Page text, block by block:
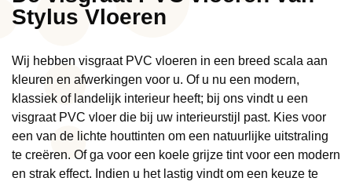
Stylus Vloeren
Wij hebben visgraat PVC vloeren in een breed scala aan
kleuren en afwerkingen voor u. Of u nu een modern,
klassiek of landelijk interieur heeft; bij ons vindt u een
visgraat PVC vloer die bij uw interieurstijl past. Kies voor
een van de lichte houttinten om een natuurlijke uitstraling
te creëren. Of ga voor een koele grijze tint voor een modern
en strak effect. Indien u het lastig vindt om een keuze te